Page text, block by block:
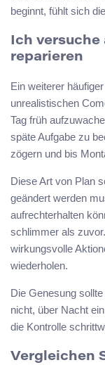
beginnt, fühlt sich
Ich
reparieren
Ein weiterer
unrealistischen
Tag früh
späte Aufgabe zu
zögern und bis
Diese Art von Plan
geändert werden
aufrechterhalten
schlimmer als
wirkungsvolle
wiederholen.
Die Genesung
nicht, über Nacht
die Kontrolle
Vergleichen